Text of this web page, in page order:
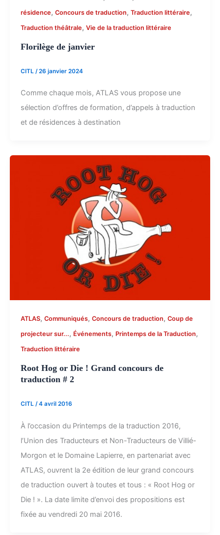
résidence, Concours de traduction, Traduction littéraire,
Traduction théâtrale, Vie de la traduction littéraire
Florilège de janvier
CITL /26 janvier 2024
Comme chaque mois, ATLAS vous propose une
sélection d’offres de formation, d’appels à traduction
et de résidences à destination
ATLAS, Communiqués, Concours de traduction, Coup de
projecteur sur..., Événements, Printemps de la Traduction,
Traduction littéraire
Root Hog or Die ! Grand concours de
traduction # 2
CITL /4 avril 2016
À l’occasion du Printemps de la traduction 2016,
l’Union des Traducteurs et Non-Traducteurs de Villié-
Morgon et le Domaine Lapierre, en partenariat avec
ATLAS, ouvrent la 2e édition de leur grand concours
de traduction ouvert à toutes et tous : « Root Hog or
Die ! ». La date limite d’envoi des propositions est
fixée au vendredi 20 mai 2016.